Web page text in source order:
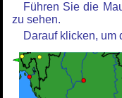
Führen Sie die
zu sehen.
Darauf klicken, um